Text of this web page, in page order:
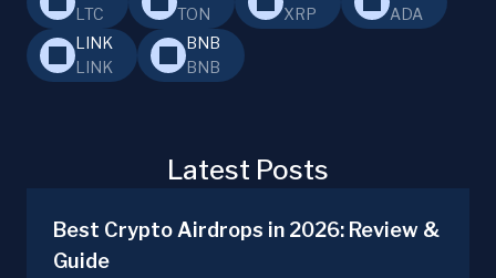
LTC
TON
XRP
ADA
LINK
LINK
BNB
BNB
Latest Posts
Best Crypto Airdrops in 2026: Review &
Guide